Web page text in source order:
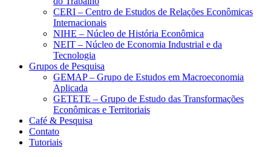
CERI – Centro de Estudos de Relações Econômicas
Internacionais
NIHE – Núcleo de História Econômica
NEIT – Núcleo de Economia Industrial e da
Tecnologia
Grupos de Pesquisa
GEMAP – Grupo de Estudos em Macroeconomia
Aplicada
GETETE – Grupo de Estudo das Transformações
Econômicas e Territoriais
Café & Pesquisa
Contato
Tutoriais